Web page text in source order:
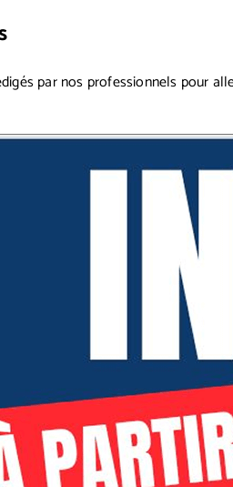
par nos professionnels pour